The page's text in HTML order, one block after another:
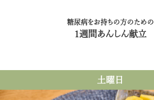
糖尿病をお持ちの方のための
1週間あんしん献立
土曜日